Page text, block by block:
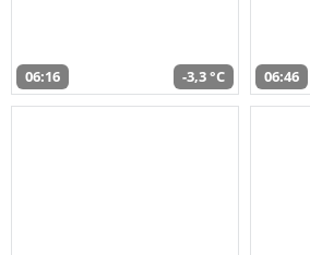
06:16 -3,3 °C 06:46